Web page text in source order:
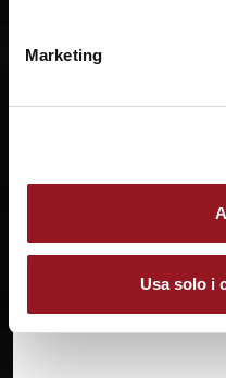
Marketing
Usa solo i
SERIE B
numerosi i
La Federazione si